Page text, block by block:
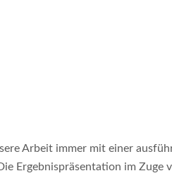
Arbeit immer mit einer
Ergebnispräsentation im Zuge